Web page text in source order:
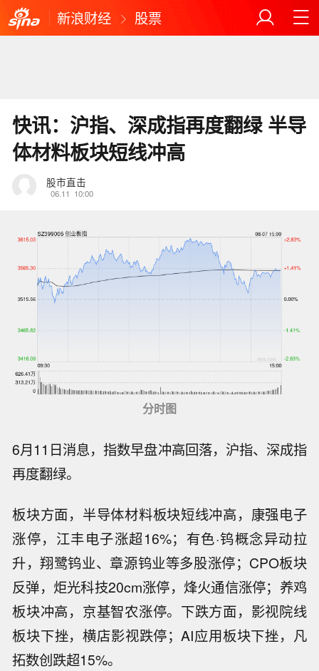
新浪财经 股票
快讯：沪指、深成指再度翻绿 半导
体材料板块短线冲高
股市直击
06.11 10:00
分时图
6月11日消息，指数早盘冲高回落，沪指、深成指
再度翻绿。
板块方面，半导体材料板块短线冲高，康强电子
涨停，江丰电子涨超16%；有色·钨概念异动拉
升，翔鹭钨业、章源钨业等多股涨停；CPO板块
反弹，炬光科技20cm涨停，烽火通信涨停；养鸡
板块冲高，京基智农涨停。下跌方面，影视院线
板块下挫，横店影视跌停；AI应用板块下挫，凡
拓数创跌超15%。